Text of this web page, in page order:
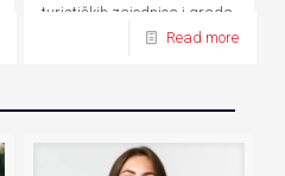
turističkih zajednica i grada
Read more